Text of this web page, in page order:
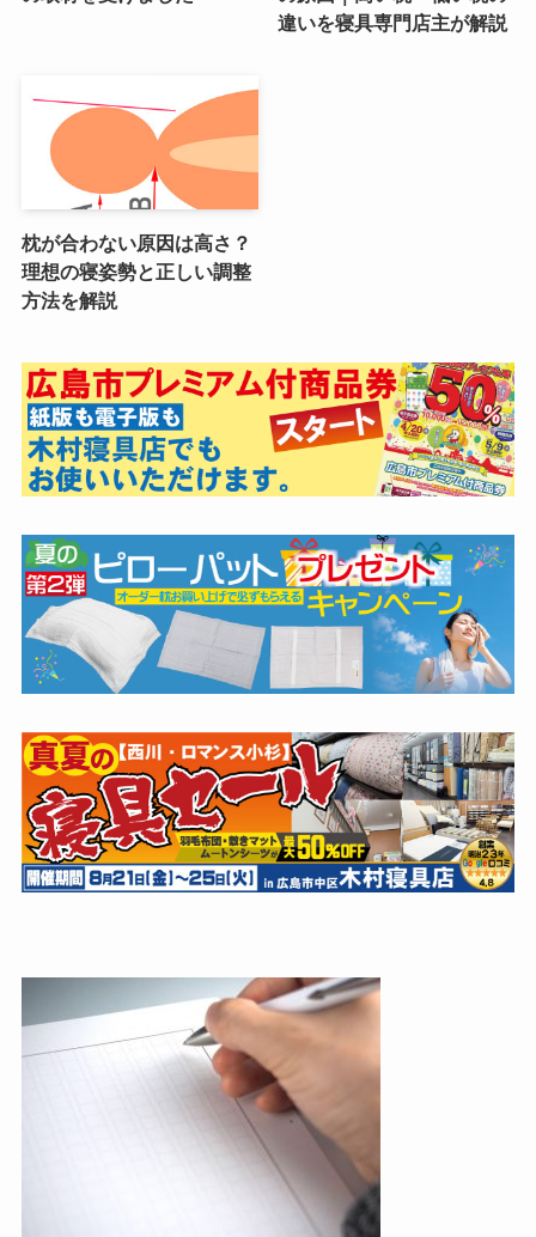
違いを寝具専門店主が解説
枕が合わない原因は高さ？
理想の寝姿勢と正しい調整
方法を解説